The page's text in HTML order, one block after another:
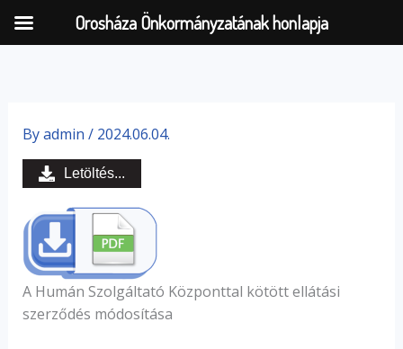
content
Byadmin / 2024.06.04.
A Humán Szolgáltató Központtal kötött ellátási
szerződés módosítása
Letöltés...
Orosháza Önkormányzatának honlapja